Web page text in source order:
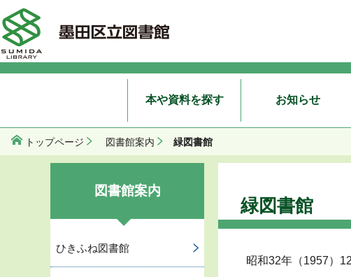
本や資料を探す お知らせ
トップページ 図書館案内 緑図書館
緑図書館
昭和32年（1957）
図書館案内
ひきふね図書館